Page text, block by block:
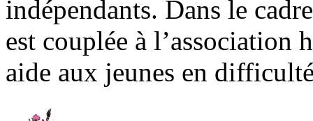
indépendants. Dans le
est couplée à l’association
aide aux jeunes en